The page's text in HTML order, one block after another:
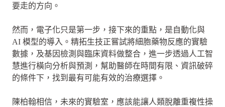
要走的方向。
然而，電子化只是第一步，接下來的重點，是自動化與
AI 模型的導入。精拓生技正嘗試將細胞藥物反應的實驗
數據，及基因檢測與臨床資料做整合，進一步透過人工智
慧進行橫向分析與預測，幫助醫師在時間有限、資訊破碎
的條件下，找到最有可能有效的治療選擇。
陳柏翰相信，未來的實驗室，應該能讓人類脫離重複性操